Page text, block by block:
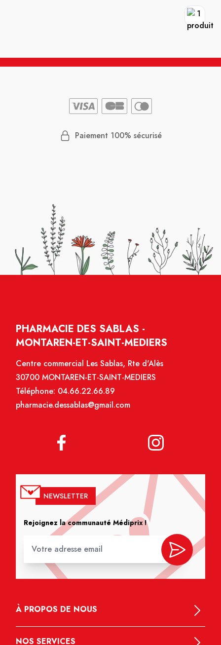
Paiement 100% sécurisé
PHARMACIE DES SABLAS -
MONTAREN-ET-SAINT-MEDIERS
Centre commercial Les Sablas, Rte d'Alès
30700 MONTAREN-ET-SAINT-MEDIERS
Téléphone: 04.66.22.66.89
pharmacie.dessablas@gmail.com
NEWSLETTER
Rejoignez la communauté Médiprix !
À PROPOS DE NOUS
NOS SERVICES